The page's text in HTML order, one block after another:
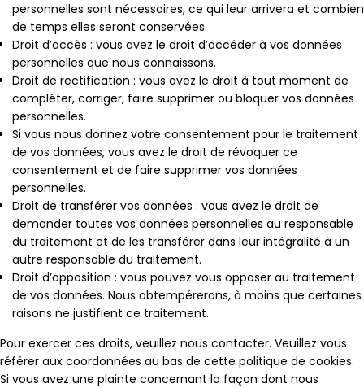
personnelles sont nécessaires, ce qui leur arrivera et combien
de temps elles seront conservées.
Droit d’accès : vous avez le droit d’accéder à vos données
personnelles que nous connaissons.
Droit de rectification : vous avez le droit à tout moment de
compléter, corriger, faire supprimer ou bloquer vos données
personnelles.
Si vous nous donnez votre consentement pour le traitement
de vos données, vous avez le droit de révoquer ce
consentement et de faire supprimer vos données
personnelles.
Droit de transférer vos données : vous avez le droit de
demander toutes vos données personnelles au responsable
du traitement et de les transférer dans leur intégralité à un
autre responsable du traitement.
Droit d’opposition : vous pouvez vous opposer au traitement
de vos données. Nous obtempérerons, à moins que certaines
raisons ne justifient ce traitement.
Pour exercer ces droits, veuillez nous contacter. Veuillez vous
référer aux coordonnées au bas de cette politique de cookies.
Si vous avez une plainte concernant la façon dont nous